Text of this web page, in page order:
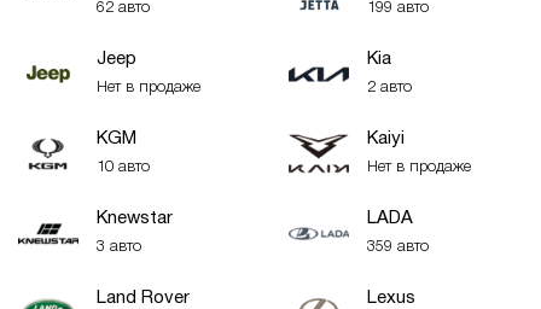
62 авто 199 авто
Jeep
Нет в продаже
Kia
2 авто
KGM
10 авто
Kaiyi
Нет в продаже
Knewstar
3 авто
LADA
359 авто
Land Rover Lexus